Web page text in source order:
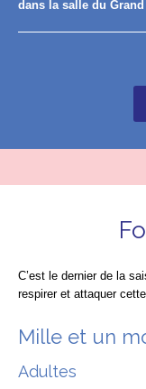
dans la salle du
C’est le dernier de la
respirer et attaquer
Mille et un
Adultes